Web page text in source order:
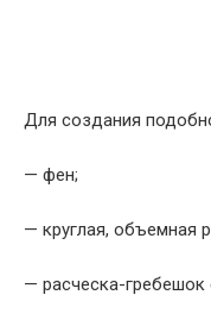
Для создания
— фен;
— круглая, объемная
— расческа-гребешок